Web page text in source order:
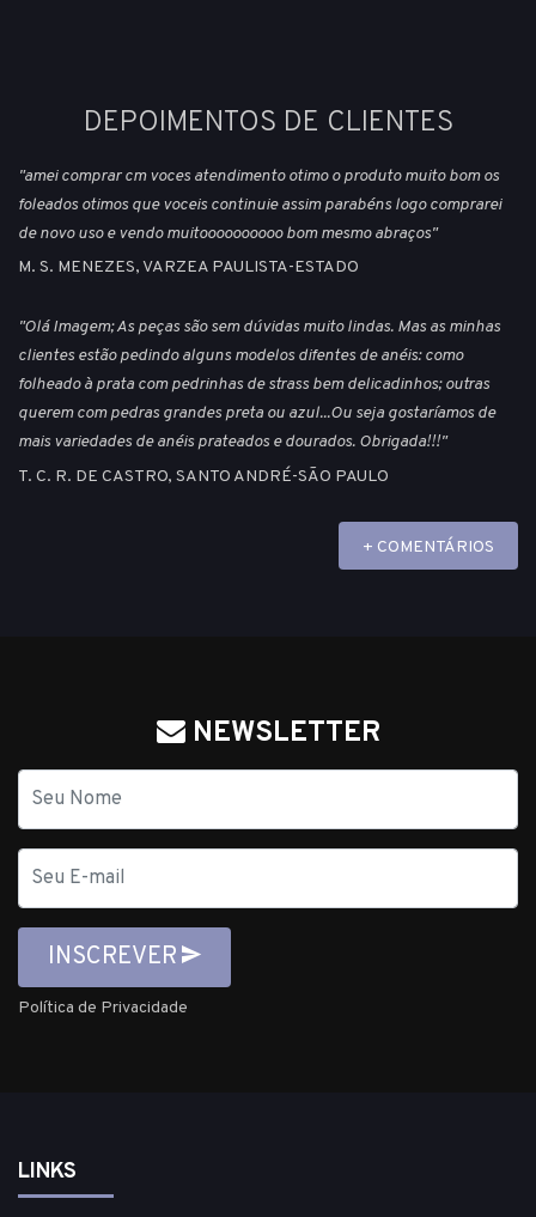
DEPOIMENTOS DE CLIENTES
"amei comprar cm voces atendimento otimo o produto muito bom os
foleados otimos que voceis continuie assim parabéns logo comprarei
de novo uso e vendo muitoooooooooo bom mesmo abraços"
M. S. MENEZES, VARZEA PAULISTA-ESTADO
"Olá Imagem; As peças são sem dúvidas muito lindas. Mas as minhas
clientes estão pedindo alguns modelos difentes de anéis: como
folheado à prata com pedrinhas de strass bem delicadinhos; outras
querem com pedras grandes preta ou azul...Ou seja gostaríamos de
mais variedades de anéis prateados e dourados. Obrigada!!!"
T. C. R. DE CASTRO, SANTO ANDRÉ-SÃO PAULO
+ COMENTÁRIOS
NEWSLETTER
mail
INSCREVER
Política de Privacidade
LINKS